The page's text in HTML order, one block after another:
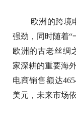
欧洲的跨境电
强劲，同时随着“
欧洲的古老丝绸
家深耕的重要海
电商销售额达
美元，未来市场